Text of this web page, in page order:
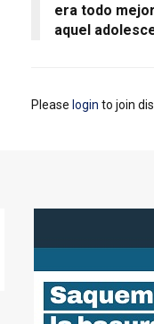
era todo
aquel
Please login to join